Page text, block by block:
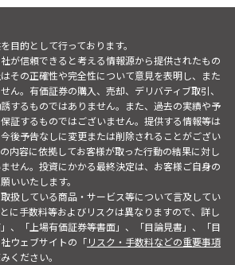
目的として行っております。
が信頼できると考える情報源から提供されたもの
その正確性や完全性について意見を表明し、また
ん。有価証券の購入、売却、デリバティブ取引、
するものではありません。また、過去の実績や予
証するものではございません。提供する情報等は
後予告なしに変更または削除されることがござい
内容に依拠してお客様が取った行動の結果に対し
せん。投資にかかる最終決定は、お客様ご自身の
いいたします。
扱している商品・サービス等について言及してい
に手数料等およびリスクは異なりますので、詳し
、「上場有価証券等書面」、「目論見書」、「目
ウェブサイトの「リスク・手数料などの重要事項
ください。